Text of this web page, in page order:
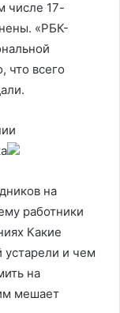
числе 17-
«РБК-
что всего
на
работники
Какие
и чем
на
мешает